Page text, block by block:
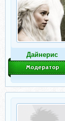
Дайнерис